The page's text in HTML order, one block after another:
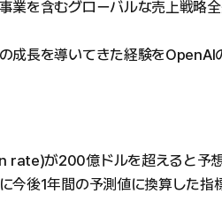
業を含むグローバルな売上戦略
成長を導いてきた経験をOpenAI
が200億ドルを超えると予想
後1年間の予測値に換算した指